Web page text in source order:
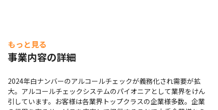
もっと見る
事業内容の詳細
2024年白ナンバーのアルコールチェックが義務化され需要が拡
大。アルコールチェックシステムのパイオニアとして業界をけん
引しています。お客様は各業界トップクラスの企業様多数。企業